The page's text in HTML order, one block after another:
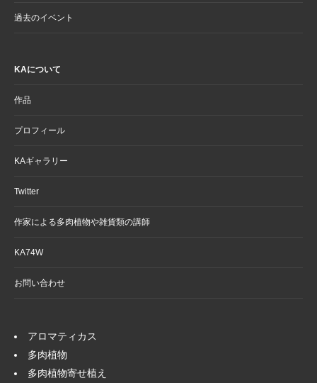
過去のイベント
KAについて
作品
プロフィール
KAギャラリー
Twitter
作家による多肉植物や雑貨類の講師
KA74W
お問い合わせ
アロマティカス
多肉植物
多肉植物寄せ植え